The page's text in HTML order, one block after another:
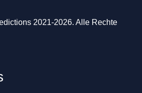
2021-2026. Alle Rechte